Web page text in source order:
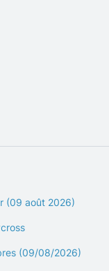
(09 août 2026)
(09/08/2026)